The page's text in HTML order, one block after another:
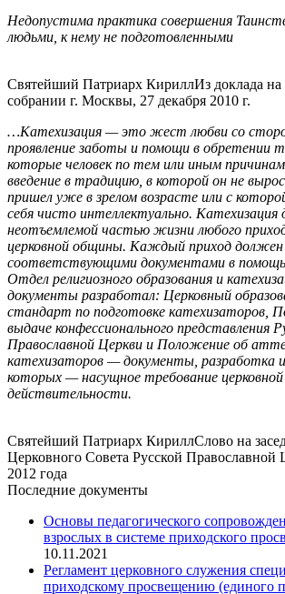
Недопустима практика совершения
людьми, к нему не подготовленными
Святейший Патриарх КириллИз доклада
собрании г. Москвы, 27 декабря 2010 г.
…Катехизация — это жест любви со
проявление заботы и помощи в обретении
которые человек по тем или иным причинам
введение в традицию, в которой он не
пришел уже в зрелом возрасте или с
себя чисто интеллектуально.
неотъемлемой частью жизни любого
церковной общины. Каждый приход должен
соответствующими документами в
Отдел религиозного образования и
документы разработал: Церковный
стандарт по подготовке катехизаторов,
выдаче конфессионального представления
Православной Церкви и Положение об
катехизаторов — документы, разработка
которых — насущное требование церковной
действительности.
Святейший Патриарх КириллСлово на
Церковного Совета Русской Православной
2012 года
Последние документы
Основы педагогического
взрослых в системе приходского
10.11.2021
Регламент церковного служения
приходскому просвещению (единого